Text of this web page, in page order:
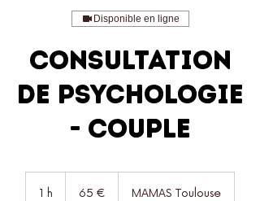
Disponible en ligne
Consultation
de Psychologie
- Couple
1 h 65 € MAMAS Toulouse